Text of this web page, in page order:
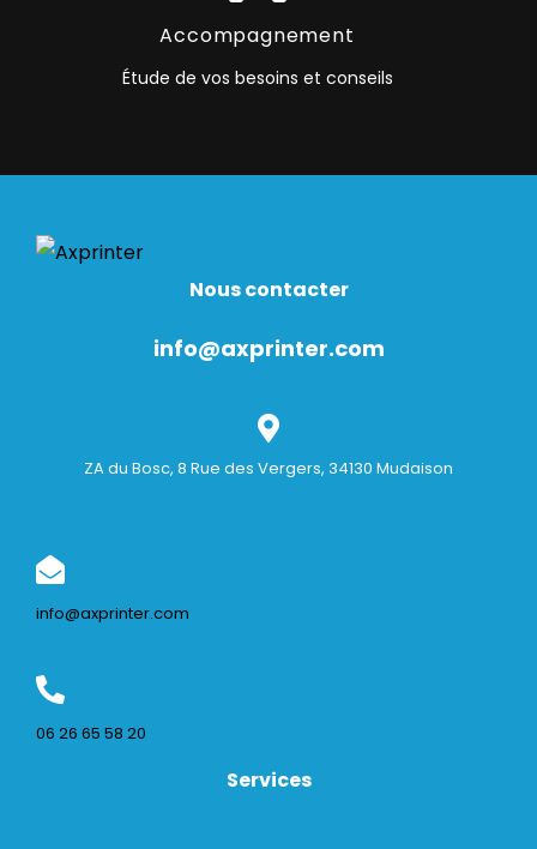
Accompagnement
Étude de vos besoins et conseils
Nous contacter
info@axprinter.com
ZA du Bosc, 8 Rue des Vergers, 34130 Mudaison
info@axprinter.com
06 26 65 58 20
Services